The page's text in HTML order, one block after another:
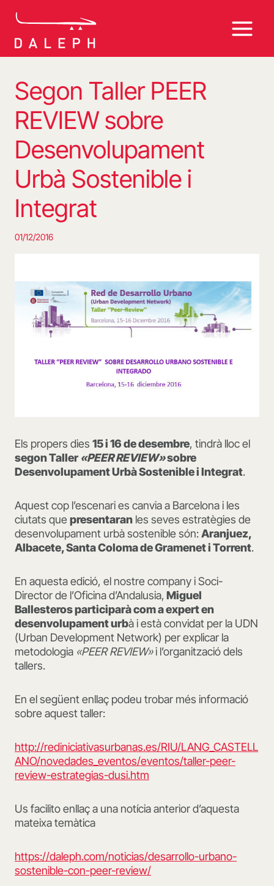
Segon Taller PEER
REVIEW sobre
Desenvolupament
Urbà Sostenible i
Integrat
01/12/2016
Els propers dies 15 i 16 de desembre, tindrà lloc el
segon Taller «PEER REVIEW»sobre
Desenvolupament Urbà Sostenible i Integrat.
Aquest cop l’escenari es canvia a Barcelona i les
ciutats que presentaran les seves estratègies de
desenvolupament urbà sostenible són:Aranjuez,
Albacete, Santa Coloma de Gramenet i Torrent.
En aquesta edició, el nostre company i Soci-
Director de l’Oficina d’Andalusia, Miguel
Ballesteros participarà com a expert en
desenvolupament urbà i està convidat per la UDN
(Urban Development Network) per explicar la
metodologia «PEER REVIEW»i l’organització dels
tallers.
En el següent enllaç podeu trobar més informació
sobre aquest taller:
http://rediniciativasurbanas.es/RIU/LANG_CASTELL
ANO/novedades_eventos/eventos/taller-peer-
review-estrategias-dusi.htm
Us facilito enllaç a una notícia anterior d’aquesta
mateixa temàtica
https://daleph.com/noticias/desarrollo-urbano-
sostenible-con-peer-review/